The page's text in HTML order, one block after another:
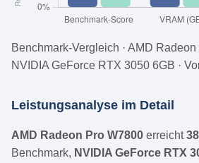
Benchmark-Vergleich · AMD
NVIDIA GeForce RTX 3050 6GB ·
Leistungsanalyse im Detail
AMD Radeon Pro W7800 erreicht
Benchmark, NVIDIA GeForce RTX